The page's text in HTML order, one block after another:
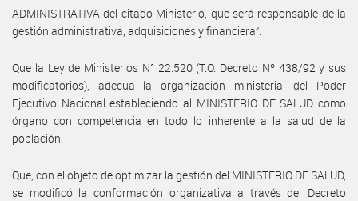
ADMINISTRATIVA del citado Ministerio, que será responsable de la
gestión administrativa, adquisiciones y financiera”.
Que la Ley de Ministerios N° 22.520 (T.O. Decreto Nº 438/92 y sus
modificatorios), adecua la organización ministerial del Poder
Ejecutivo Nacional estableciendo al MINISTERIO DE SALUD como
órgano con competencia en todo lo inherente a la salud de la
población.
Que, con el objeto de optimizar la gestión del MINISTERIO DE SALUD,
se modificó la conformación organizativa a través del Decreto